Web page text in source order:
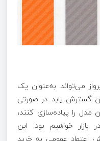
می‌تواند به‌عنوان یک
گسترش یابد. در صورتی
مدل را پیاده‌سازی کنند،
بازار خواهیم بود. این